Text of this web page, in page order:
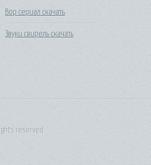
Вор сериал скачать
Звуки свирель скачать
reserved.